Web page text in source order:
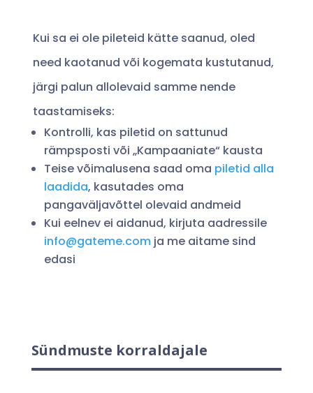
Kui sa ei ole pileteid kätte saanud, oled
need kaotanud või kogemata kustutanud,
järgi palun allolevaid samme nende
taastamiseks:
Kontrolli, kas piletid on sattunud
rämpsposti või „Kampaaniate“ kausta
Teise võimalusena saad oma piletid alla
laadida, kasutades oma
pangaväljavõttel olevaid andmeid
Kui eelnev ei aidanud, kirjuta aadressile
info@gateme.comja me aitame sind
edasi
Sündmuste korraldajale